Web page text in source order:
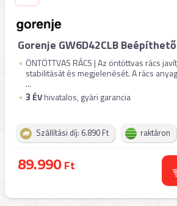
Gorenje GW6D42CLB
ÖNTÖTTVAS RÁCS | Az öntöttvas rács
stabilitását és megjelenését. A rács
...
3 ÉVhivatalos, gyári garancia
Szállítási díj: 6.890 Ft raktáron
89.990Ft